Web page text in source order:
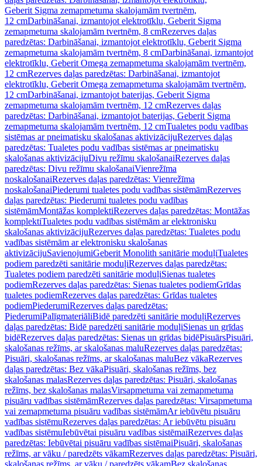
Geberit Sigma zemapmetuma skalojamām tvertnēm,
12 cmDarbināšanai, izmantojot elektrotīklu, Geberit Sigma
zemapmetuma skalojamām tvertnēm, 8 cmRezerves daļas
paredzētas: Darbināšanai, izmantojot elektrotīklu, Geberit Sigma
zemapmetuma skalojamām tvertnēm, 8 cmDarbināšanai, izmantojot
elektrotīklu, Geberit Omega zemapmetuma skalojamām tvertnēm,
12 cmRezerves daļas paredzētas: Darbināšanai, izmantojot
elektrotīklu, Geberit Omega zemapmetuma skalojamām tvertnēm,
12 cmDarbināšanai, izmantojot baterijas, Geberit Sigma
zemapmetuma skalojamām tvertnēm, 12 cmRezerves daļas
paredzētas: Darbināšanai, izmantojot baterijas, Geberit Sigma
zemapmetuma skalojamām tvertnēm, 12 cmTualetes podu vadības
sistēmas ar pneimatisku skalošanas aktivizācijuRezerves daļas
paredzētas: Tualetes podu vadības sistēmas ar pneimatisku
skalošanas aktivizācijuDivu režīmu skalošanaiRezerves daļas
paredzētas: Divu režīmu skalošanaiVienrežīma
noskalošanaiRezerves daļas paredzētas: Vienrežīma
noskalošanaiPiederumi tualetes podu vadības sistēmāmRezerves
daļas paredzētas: Piederumi tualetes podu vadības
sistēmāmMontāžas komplektiRezerves daļas paredzētas: Montāžas
komplektiTualetes podu vadības sistēmām ar elektronisku
skalošanas aktivizācijuRezerves daļas paredzētas: Tualetes podu
vadības sistēmām ar elektronisku skalošanas
aktivizācijuSavienojumiGeberit Monolith sanitārie moduļiTualetes
podiem paredzēti sanitārie moduļiRezerves daļas paredzētas:
Tualetes podiem paredzēti sanitārie moduļiSienas tualetes
podiemRezerves daļas paredzētas: Sienas tualetes podiemGrīdas
tualetes podiemRezerves daļas paredzētas: Grīdas tualetes
podiemPiederumiRezerves daļas paredzētas:
PiederumiPalīgmateriāliBidē paredzēti sanitārie moduļiRezerves
daļas paredzētas: Bidē paredzēti sanitārie moduļiSienas un grīdas
bidēRezerves daļas paredzētas: Sienas un grīdas bidēPisuārsPisuāri,
skalošanas režīms, ar skalošanas maluRezerves daļas paredzētas:
Pisuāri, skalošanas režīms, ar skalošanas maluBez vākaRezerves
daļas paredzētas: Bez vākaPisuāri, skalošanas režīms, bez
skalošanas malasRezerves daļas paredzētas: Pisuāri, skalošanas
režīms, bez skalošanas malasVirsapmetuma vai zemapmetuma
pisuāru vadības sistēmāmRezerves daļas paredzētas: Virsapmetuma
vai zemapmetuma pisuāru vadības sistēmāmAr iebūvētu pisuāru
vadības sistēmuRezerves daļas paredzētas: Ar iebūvētu pisuāru
vadības sistēmuIebūvētai pisuāru vadības sistēmaiRezerves daļas
paredzētas: Iebūvētai pisuāru vadības sistēmaiPisuāri, skalošanas
režīms, ar vāku / paredzēts vākamRezerves daļas paredzētas: Pisuāri,
skalošanas režīms, ar vāku / paredzēts vākamBez skalošanas